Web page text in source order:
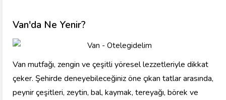
Van'da Ne Yenir?
Van mutfağı, zengin ve çeşitli yöresel lezzetleriyle dikkat
çeker. Şehirde deneyebileceğiniz öne çıkan tatlar arasında,
peynir çeşitleri, zeytin, bal, kaymak, tereyağı, börek ve